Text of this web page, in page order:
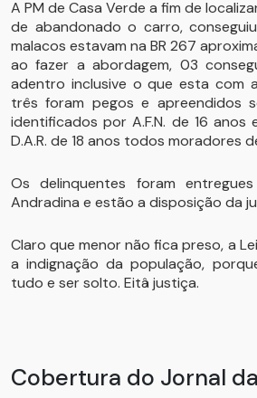
A PM de Casa Verde a fim de
de abandonado o carro,
malacos estavam na BR 267
ao fazer a abordagem, 03
adentro inclusive o que esta com
três foram pegos e apreendidos
identificados por A.F.N. de 16 anos
D.A.R. de 18 anos todos moradores
Os delinquentes foram
Andradina e estão a disposição da
Claro que menor não fica preso, a
a indignação da população,
tudo e ser solto. Eitâ justiça.
Cobertura do Jornal